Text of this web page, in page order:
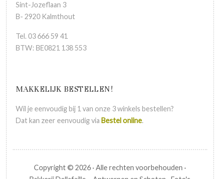
Sint-Jozeflaan 3
B- 2920 Kalmthout
Tel. 03 666 59 41
BTW: BE0821 138 553
MAKKELIJK BESTELLEN!
Wil je eenvoudig bij 1 van onze 3 winkels bestellen?
Dat kan zeer eenvoudig via Bestel online.
Copyright © 2026 · Alle rechten voorbehouden ·